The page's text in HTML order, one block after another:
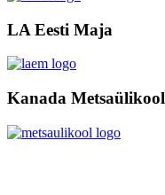
LA Eesti Maja
Kanada Metsaülikool